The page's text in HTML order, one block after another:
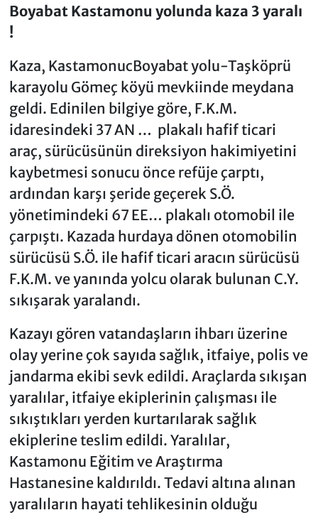
Boyabat Kastamonu yolunda kaza 3 yaralı
!
Kaza, KastamonucBoyabat yolu-Taşköprü
karayolu Gömeç köyü mevkiinde meydana
geldi. Edinilen bilgiye göre, F.K.M.
idaresindeki 37 AN … plakalı hafif ticari
araç, sürücüsünün direksiyon hakimiyetini
kaybetmesi sonucu önce refüje çarptı,
ardından karşı şeride geçerek S.Ö.
yönetimindeki 67 EE… plakalı otomobil ile
çarpıştı. Kazada hurdaya dönen otomobilin
sürücüsü S.Ö. ile hafif ticari aracın sürücüsü
F.K.M. ve yanında yolcu olarak bulunan C.Y.
sıkışarak yaralandı.
Kazayı gören vatandaşların ihbarı üzerine
olay yerine çok sayıda sağlık, itfaiye, polis ve
jandarma ekibi sevk edildi. Araçlarda sıkışan
yaralılar, itfaiye ekiplerinin çalışması ile
sıkıştıkları yerden kurtarılarak sağlık
ekiplerine teslim edildi. Yaralılar,
Kastamonu Eğitim ve Araştırma
Hastanesine kaldırıldı. Tedavi altına alınan
yaralıların hayati tehlikesinin olduğu